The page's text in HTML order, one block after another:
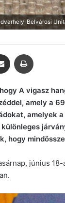
Belvárosi
Megosztás email-ben
A vigasz
amely a
amelyek
hogy
június